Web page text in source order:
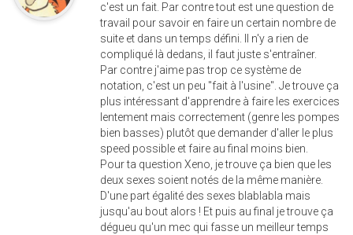
c'est un fait. Par contre tout est une question de
travail pour savoir en faire un certain nombre de
suite et dans un temps défini. Il n'y a rien de
compliqué là dedans, il faut juste s'entraîner.
Par contre j'aime pas trop ce système de
notation, c'est un peu "fait à l'usine". Je trouve ça
plus intéressant d'apprendre à faire les exercices
lentement mais correctement (genre les pompes
bien basses) plutôt que demander d'aller le plus
speed possible et faire au final moins bien.
Pour ta question Xeno, je trouve ça bien que les
deux sexes soient notés de la même manière.
D'une part égalité des sexes blablabla mais
jusqu'au bout alors ! Et puis au final je trouve ça
dégueu qu'un mec qui fasse un meilleur temps